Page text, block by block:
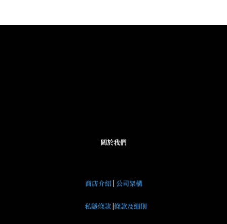
關於我們
商店介紹| 公司架構
私隱條款 條款及細則